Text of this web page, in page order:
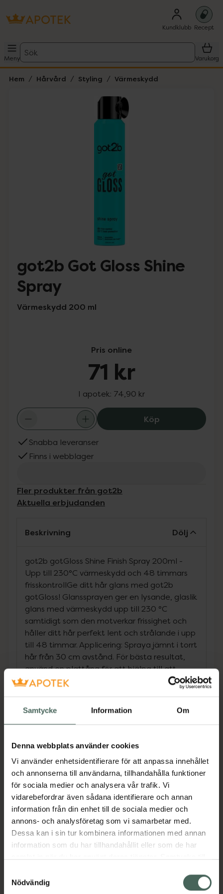
Samtycke Information Om
Denna webbplats använder cookies
Vi använder enhetsidentifierare för att anpassa innehållet
och annonserna till användarna, tillhandahålla funktioner
för sociala medier och analysera vår trafik. Vi
vidarebefordrar även sådana identifierare och annan
information från din enhet till de sociala medier och
annons- och analysföretag som vi samarbetar med.
Dessa kan i sin tur kombinera informationen med annan
information som du har tillhandahållit eller som de har
återkalla ditt samtycke via webbplatsens
Nödvändig
Kundklubb Recept
Meny
Sök
Varukorg
Hem Hårvård Styling Värmeskydd
Lista: . Innehåller 1 objekt.
got2b Got Gloss Shine
Spray
Värmeskydd 200 ml
Pris online
71 kr
I apotek: 74,90 kr
Köpgot2b Got
Snabba leveranser
Finns i webblager
Fler produkter från got2b
Aktuella erbjudanden
Beskrivning Dölj
got2b gotGloss Shine Finish Spray 200ml -
Upp till 230°C värmeskydd och 48 timmars
frisskontrollGe ditt hår glans med got2b
gotGloss! Glanssprayen ger en lysande, glaslik
glans med värmeskydd upp till 230 °C
samtidigt som den motverkar frissighet och
håller ditt hår perfekt lent och strålande i upp
till 48 timmar. Applicering: Spraya jämnt i torrt
hår från 30 cm avstånd. För bästa resultat,
använd en plattång för att hjälpa till att
laminera glansen. För glasliknande glans,
Waterproof Spiking Gel i handdukstorkat hår
bredtandad kam. För den sista touchen,
spraya en generös mängd av denna
finishspray i håret och släta ut looken med en
fintandad kam.Produkfördelar:48 timmars
frisskontrollUpp till 230 °C
värmeskyddSpegelaktig glansVegansk
formula*Fri från silikonÅtervinningsbar
metallförpackning**200 ml* Fri från
animaliska ingredienser** Kontrollera lokala
återvinningsinstruktioner
EAN:05012583212331